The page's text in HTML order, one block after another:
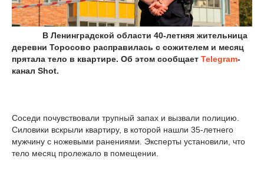
В Ленинградской области 40-летняя жительница
деревни Торосово расправилась с сожителем и месяц
прятала тело в квартире. Об этом сообщает Telegram-
канал Shot.
Соседи почувствовали трупный запах и вызвали полицию.
Силовики вскрыли квартиру, в которой нашли 35-летнего
мужчину с ножевыми ранениями. Эксперты установили, что
тело месяц пролежало в помещении.